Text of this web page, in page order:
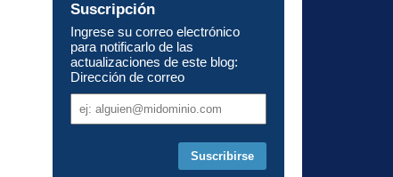
Suscripción
Ingrese su correo electrónico
para notificarlo de las
actualizaciones de este blog:
Dirección de correo
de